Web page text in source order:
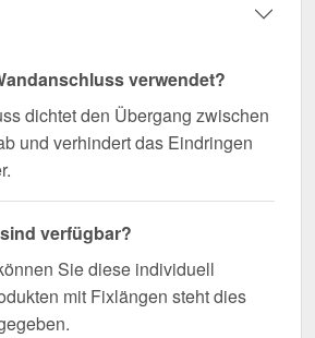
verwendet?
dichtet den Übergang zwischen
und verhindert das Eindringen
verfügbar?
Sie diese individuell
mit Fixlängen steht dies